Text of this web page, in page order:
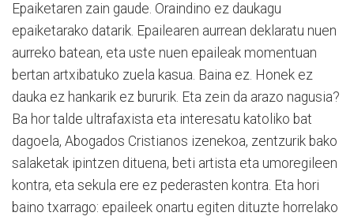
Epaiketaren zain gaude. Oraindino ez daukagu
epaiketarako datarik. Epailearen aurrean deklaratu nuen
aurreko batean, eta uste nuen epaileak momentuan
bertan artxibatuko zuela kasua. Baina ez. Honek ez
dauka ez hankarik ez bururik. Eta zein da arazo nagusia?
Ba hor talde ultrafaxista eta interesatu katoliko bat
dagoela, Abogados Cristianos izenekoa, zentzurik bako
salaketak ipintzen dituena, beti artista eta umoregileen
kontra, eta sekula ere ez pederasten kontra. Eta hori
baino txarrago: epaileek onartu egiten dituzte horrelako